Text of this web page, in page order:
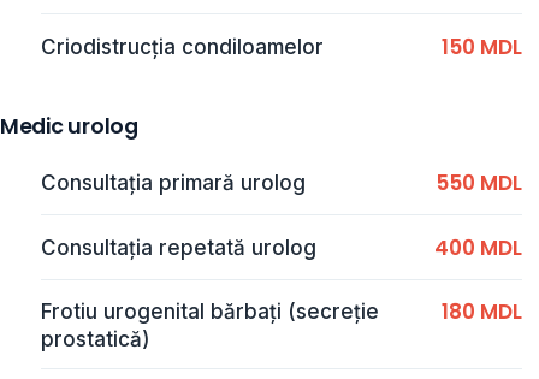
Criodistrucţia condiloamelor 150 MDL
Medic urolog
Consultaţia primară urolog 550 MDL
Consultaţia repetată urolog 400 MDL
Frotiu urogenital bărbați (secreție
prostatică)
180 MDL